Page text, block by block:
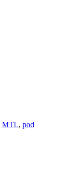
MTL, pod